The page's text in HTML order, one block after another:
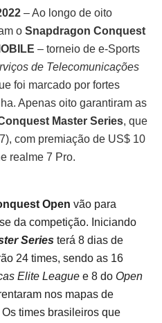
– Ao longo de oito
o Snapdragon Conquest
– torneio de e-Sports
de Telecomunicações
foi marcado por fortes
Apenas oito garantiram as
Master Series, que
com premiação de US$ 10
realme 7 Pro.
Open vão para
da competição. Iniciando
Series terá 8 dias de
24 times, sendo as 16
Elite League e 8 do Open
nos mapas de
times brasileiros que